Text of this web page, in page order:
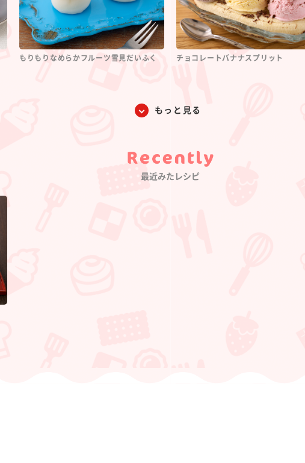
もりもりなめらかフルーツ雪見だいふく チョコレートバナナスプリット
もっと見る
Category
最近みたレシピ